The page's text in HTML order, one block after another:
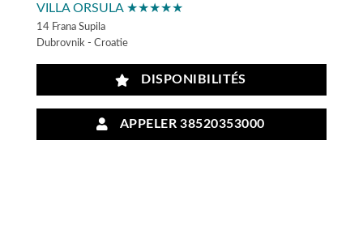
VILLA ORSULA ★★★★★
14 Frana Supila
Dubrovnik - Croatie
DISPONIBILITÉS
APPELER 38520353000